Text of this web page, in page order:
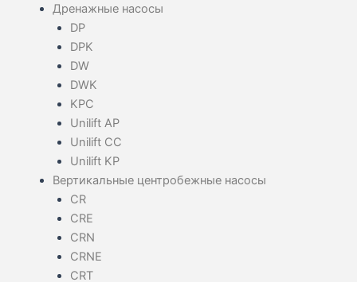
Дренажные насосы
DP
DPK
DW
DWK
KPC
Unilift AP
Unilift CC
Unilift KP
Вертикальные центробежные насосы
CR
CRE
CRN
CRNE
CRT